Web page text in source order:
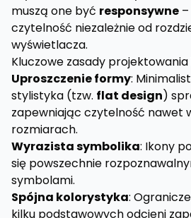
muszą one być responsywne
czytelność niezależnie od
wyświetlacza.
Kluczowe zasady
Uproszczenie formy:
stylistyka (tzw. flat design)
zapewniając czytelność nawet
rozmiarach.
Wyrazista symbolika: Ikony
się powszechnie
symbolami.
Spójna kolorystyka:
kilku podstawowych odcieni